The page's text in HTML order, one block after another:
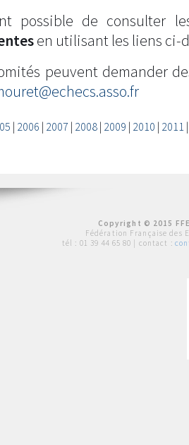
possible de consulter
en utilisant les liens ci-
peuvent demander
| 2006 | 2007 | 2008| 2009 | 2010 | 2011
Copyright © 2015
Fédération Française des
tél : 01 39 44 65 80 | contact :